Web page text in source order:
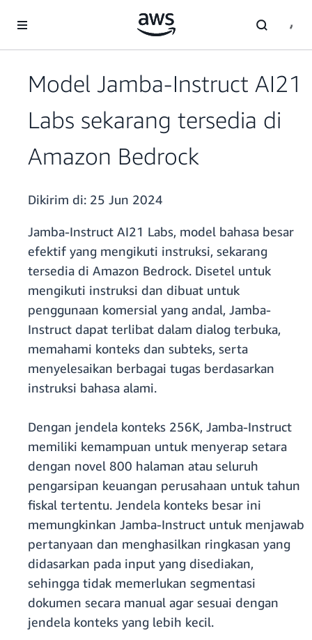
Model Jamba-Instruct AI21
Labs sekarang tersedia di
Amazon Bedrock
Dikirim di: 25 Jun 2024
Jamba-Instruct AI21 Labs, model bahasa besar
efektif yang mengikuti instruksi, sekarang
tersedia di Amazon Bedrock. Disetel untuk
mengikuti instruksi dan dibuat untuk
penggunaan komersial yang andal, Jamba-
Instruct dapat terlibat dalam dialog terbuka,
memahami konteks dan subteks, serta
menyelesaikan berbagai tugas berdasarkan
instruksi bahasa alami.
Dengan jendela konteks 256K, Jamba-Instruct
memiliki kemampuan untuk menyerap setara
dengan novel 800 halaman atau seluruh
pengarsipan keuangan perusahaan untuk tahun
fiskal tertentu. Jendela konteks besar ini
memungkinkan Jamba-Instruct untuk menjawab
pertanyaan dan menghasilkan ringkasan yang
didasarkan pada input yang disediakan,
sehingga tidak memerlukan segmentasi
dokumen secara manual agar sesuai dengan
jendela konteks yang lebih kecil.